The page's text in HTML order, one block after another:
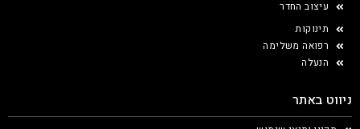
עיצוב החדר
תינוקות
רפואה משלימה
הנעלה
ניווט באתר